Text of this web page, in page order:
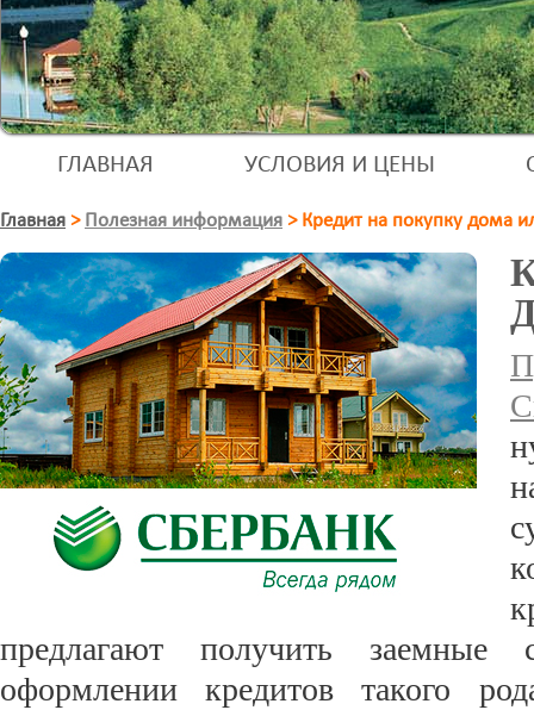
ГЛАВНАЯ УСЛОВИЯ И ЦЕНЫ
Главная > Полезная информация > Кредит на покупку дома
предлагают получить
оформлении кредитов такого